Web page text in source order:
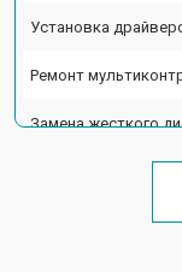
Установка
Ремонт
Замена жесткого